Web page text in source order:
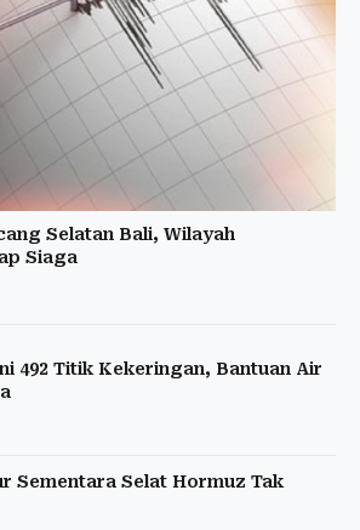
Selatan Bali, Wilayah
Siaga
492 Titik Kekeringan, Bantuan Air
Sementara Selat Hormuz Tak